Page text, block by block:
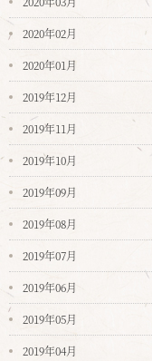
2020年02月
2020年01月
2019年12月
2019年11月
2019年10月
2019年09月
2019年08月
2019年07月
2019年06月
2019年05月
2019年04月